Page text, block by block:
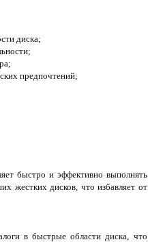
диска;
предпочтений;
быстро и эффективно выполнять
жестких дисков, что избавляет от
в быстрые области диска, что